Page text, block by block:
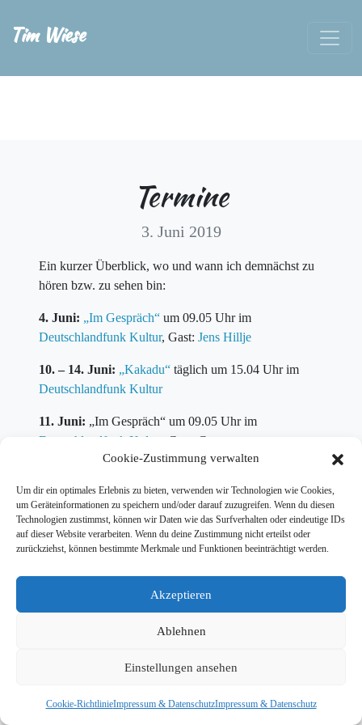
Cookie-Zustimmung verwalten
Um dir ein optimales Erlebnis zu bieten, verwenden wir Technologien wie Cookies,
um Geräteinformationen zu speichern und/oder darauf zuzugreifen. Wenn du diesen
Technologien zustimmst, können wir Daten wie das Surfverhalten oder eindeutige IDs
auf dieser Website verarbeiten. Wenn du deine Zustimmung nicht erteilst oder
zurückziehst, können bestimmte Merkmale und Funktionen beeinträchtigt werden.
Akzeptieren
Ablehnen
Einstellungen ansehen
Cookie-RichtlinieImpressum & DatenschutzImpressum & Datenschutz
Tim Wiese
Termine
3. Juni 2019
Ein kurzer Überblick, wo und wann ich demnächst zu
hören bzw. zu sehen bin:
4. Juni: „Im Gespräch“ um 09.05 Uhr im
Deutschlandfunk Kultur, Gast: Jens Hillje
10. – 14. Juni: „Kakadu“ täglich um 15.04 Uhr im
Deutschlandfunk Kultur
11. Juni: „Im Gespräch“ um 09.05 Uhr im
Deutschlandfunk Kultu
r, Gast: Curse
„Medienkompetenzpreis“beimMDRin Leipzig
Kontakt|Impressum & Datenschutz